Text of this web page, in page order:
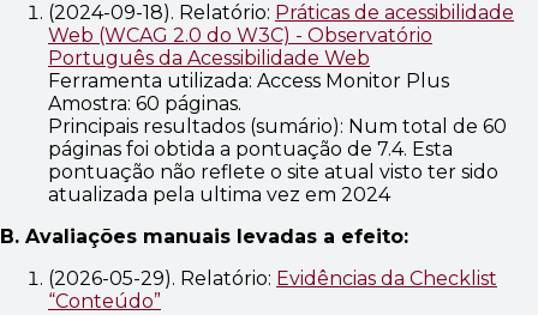
(2024-09-18). Relatório: Práticas de acessibilidade
Web (WCAG 2.0 do W3C) - Observatório
Português da Acessibilidade Web
Ferramenta utilizada: Access Monitor Plus
Amostra: 60 páginas.
Principais resultados (sumário): Num total de 60
páginas foi obtida a pontuação de 7.4. Esta
pontuação não reflete o site atual visto ter sido
atualizada pela ultima vez em 2024
B. Avaliações manuais levadas a efeito:
(2026-05-29). Relatório: Evidências da Checklist
“Conteúdo”